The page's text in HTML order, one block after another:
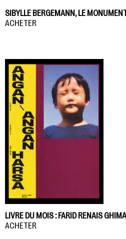
SIBYLLE BERGEMANN, LE
ACHETER
LIVRE DU MOIS : FARID RENAIS
ACHETER